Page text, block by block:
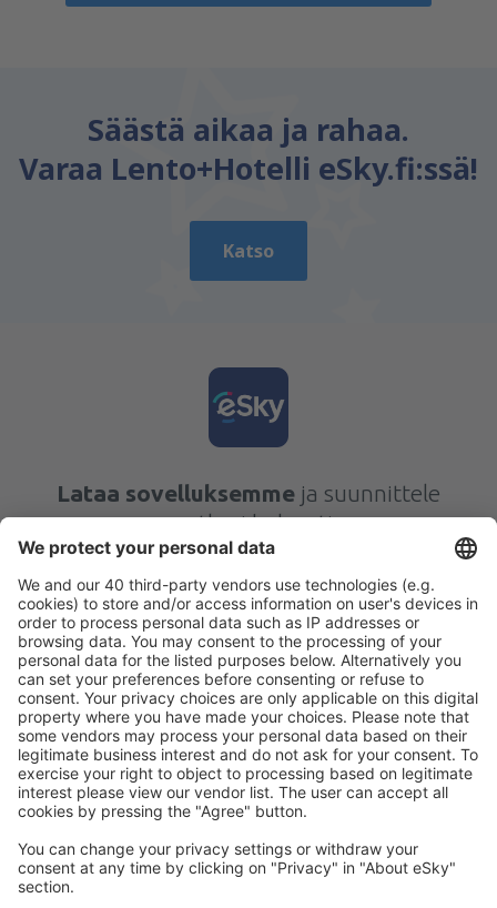
Säästä aikaa ja rahaa.
Varaa Lento+Hotelli eSky.fi:ssä!
Katso
Lataa sovelluksemme ja suunnittele
matkasi helposti
Suunnittele matkasi
Halvat lennot
Kaupunkilomat
Lomamatkat
Majoitus
Lento+Hotelli
Hotellit